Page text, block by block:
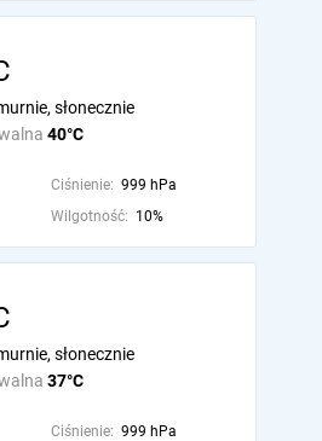
40°C
słonecznie
Ciśnienie: 999 hPa
Wilgotność: 10%
37°C
słonecznie
Ciśnienie: 999 hPa